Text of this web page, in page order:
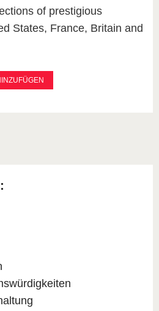
of prestigious
States, France, Britain and